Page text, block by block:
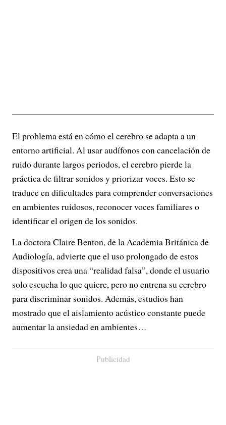
El problema está en cómo el cerebro se adapta a un
entorno artificial. Al usar audífonos con cancelación de
ruido durante largos periodos, el cerebro pierde la
práctica de filtrar sonidos y priorizar voces. Esto se
traduce en dificultades para comprender conversaciones
en ambientes ruidosos, reconocer voces familiares o
identificar el origen de los sonidos.
La doctora Claire Benton, de la Academia Británica de
Audiología, advierte que el uso prolongado de estos
dispositivos crea una “realidad falsa”, donde el usuario
solo escucha lo que quiere, pero no entrena su cerebro
para discriminar sonidos. Además, estudios han
mostrado que el aislamiento acústico constante puede
aumentar la ansiedad en ambientes…
Publicidad